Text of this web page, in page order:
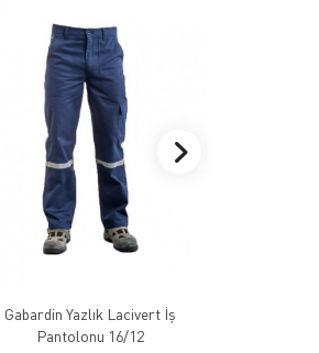
Gabardin Yazlık Lacivert İş
Pantolonu 16/12